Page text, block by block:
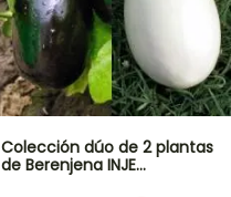
Colección dúo de 2 plantas
de Berenjena INJE…